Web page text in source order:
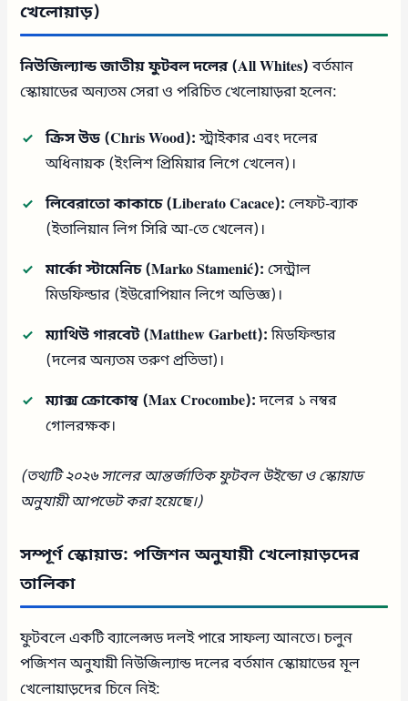
খেলোয়াড়)
নিউজিল্যান্ড জাতীয় ফুটবল দলের (All Whites)বর্তমান
স্কোয়াডের অন্যতম সেরা ও পরিচিত খেলোয়াড়রা হলেন:
ক্রিস উড (Chris Wood):স্ট্রাইকার এবং দলের
অধিনায়ক (ইংলিশ প্রিমিয়ার লিগে খেলেন)।
লিবেরাতো কাকাচে (Liberato Cacace): লেফট-ব্যাক
(ইতালিয়ান লিগ সিরি আ-তে খেলেন)।
মার্কো স্টামেনিচ (Marko Stamenić): সেন্ট্রাল
মিডফিল্ডার (ইউরোপিয়ান লিগে অভিজ্ঞ)।
ম্যাথিউ গারবেট (Matthew Garbett):মিডফিল্ডার
(দলের অন্যতম তরুণ প্রতিভা)।
ম্যাক্স ক্রোকোম্ব (Max Crocombe):দলের ১ নম্বর
গোলরক্ষক।
(তথ্যটি ২০২৬ সালের আন্তর্জাতিক ফুটবল উইন্ডো ও স্কোয়াড
অনুযায়ী আপডেট করা হয়েছে।)
সম্পূর্ণ স্কোয়াড: পজিশন অনুযায়ী খেলোয়াড়দের
তালিকা
ফুটবলে একটি ব্যালেন্সড দলই পারে সাফল্য আনতে। চলুন
পজিশন অনুযায়ী নিউজিল্যান্ড দলের বর্তমান স্কোয়াডের মূল
খেলোয়াড়দের চিনে নিই: